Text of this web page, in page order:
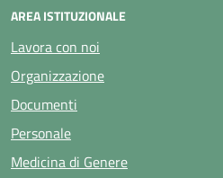
AREA ISTITUZIONALE
Lavora con noi
Organizzazione
Documenti
Personale
Medicina di Genere